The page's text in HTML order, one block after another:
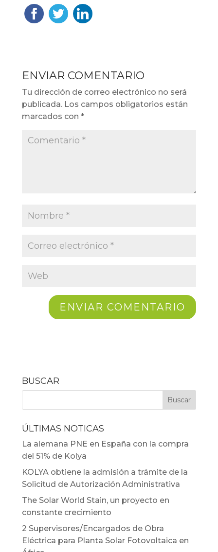
ENVIAR COMENTARIO
Tu dirección de correo electrónico no será
publicada. Los campos obligatorios están
marcados con *
BUSCAR
ÚLTIMAS NOTICAS
La alemana PNE en España con la compra
del 51% de Kolya
KOLYA obtiene la admisión a trámite de la
Solicitud de Autorización Administrativa
The Solar World Stain, un proyecto en
constante crecimiento
2 Supervisores/Encargados de Obra
Eléctrica para Planta Solar Fotovoltaica en